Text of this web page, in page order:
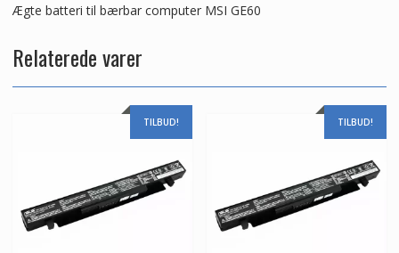
Ægte batteri til bærbar computer MSI GE60
Relaterede varer
TILBUD! TILBUD!